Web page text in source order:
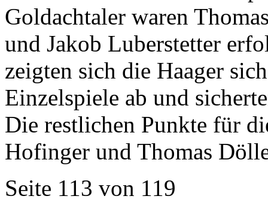
Goldachtaler waren
und Jakob Luberstetter
zeigten sich die Haager
Einzelspiele ab und
Die restlichen Punkte für
Hofinger und Thomas
Seite 113 von 119